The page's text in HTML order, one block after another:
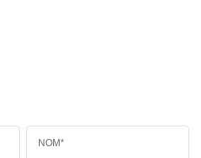
NOM*